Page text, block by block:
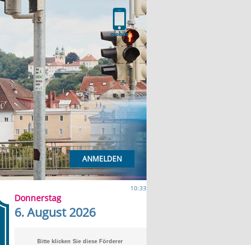
ANMELDEN
10:33
Donnerstag
6. August 2026
Bitte klicken Sie diese Förderer